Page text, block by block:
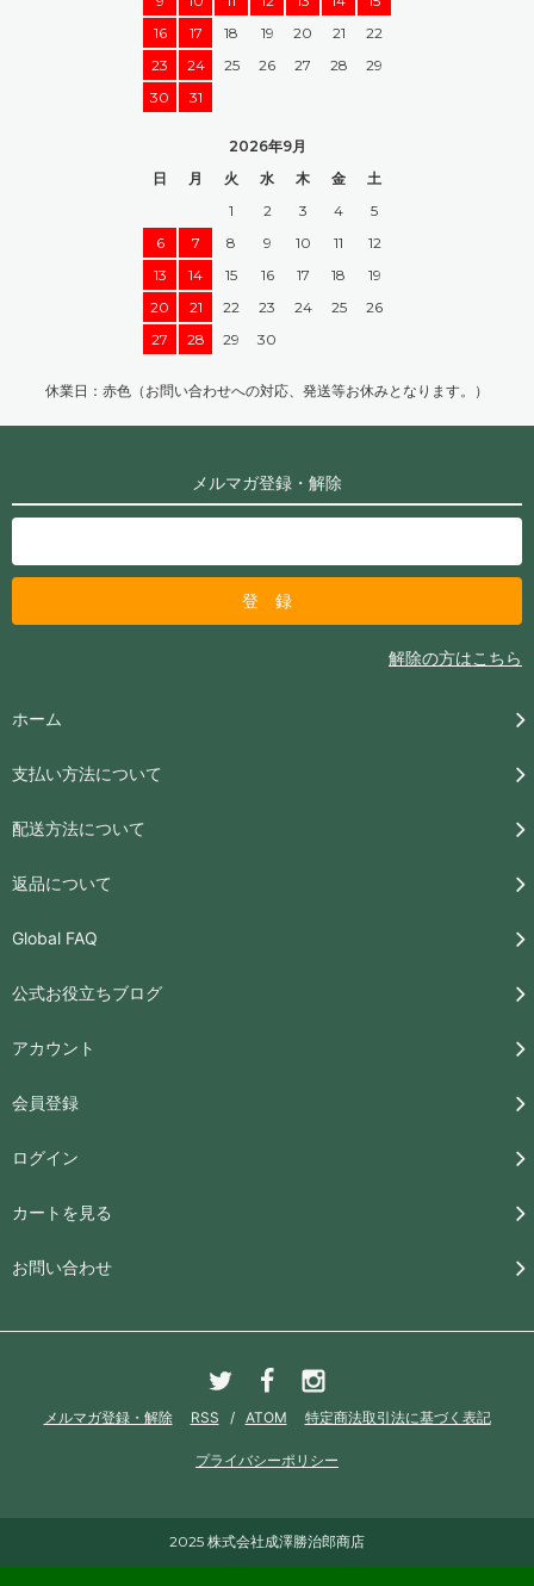
16
17 18 19 20 21
22
23
24 25 26 27 28
29
30
31
2026年9月
日
月 火 水 木 金
土
1
2 3 4
5
6
7 8 9 10 11
12
13
14 15 16 17 18
19
20
21 22 23 24 25
26
27
28 29 30
休業日：赤色（お問い合わせへの対応、発送等お休みとなります。）
メルマガ登録・解除
解除の方はこちら
ホーム
支払い方法について
配送方法について
返品について
Global FAQ
公式お役立ちブログ
アカウント
会員登録
ログイン
カートを見る
お問い合わせ
メルマガ登録・解除 RSS / ATOM 特定商法取引法に基づく表記
プライバシーポリシー
2025 株式会社成澤勝治郎商店